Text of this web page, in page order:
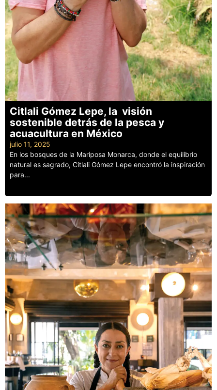
Citlali Gómez Lepe, la visión
sostenible detrás de la pesca y
acuacultura en México
julio 11, 2025
En los bosques de la Mariposa Monarca, donde el equilibrio
natural es sagrado, Citlali Gómez Lepe encontró la inspiración
para...